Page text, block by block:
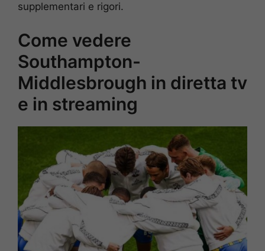
supplementari e rigori.
Come vedere
Southampton-
Middlesbrough in diretta tv
e in streaming